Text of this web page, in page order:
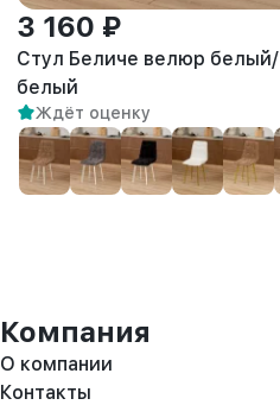
3 160 ₽
Стул Беличе велюр белый/
белый
Ждёт оценку
Компания
О компании
Контакты